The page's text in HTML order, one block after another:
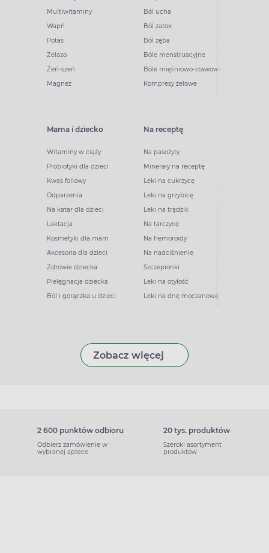
Multiwitaminy
Wapń
Potas
Żelazo
Żeń-szeń
Magnez
Ból ucha
Ból zatok
Ból zęba
Bóle menstruacyjne
Bóle mięśniowo-stawowe
Kompresy żelowe
Mama i dziecko
Witaminy w ciąży
Probiotyki dla dzieci
Kwas foliowy
Odparzenia
Na katar dla dzieci
Laktacja
Kosmetyki dla mam
Akcesoria dla dzieci
Zdrowie dziecka
Pielęgnacja dziecka
Ból i gorączka u dzieci
Na receptę
Na pasożyty
Minerały na receptę
Leki na cukrzycę
Leki na grzybicę
Leki na trądzik
Na tarczycę
Na hemoroidy
Na nadciśnienie
Szczepionki
Leki na otyłość
Leki na dnę moczanową
Zobacz więcej
2 600 punktów odbioru
Odbierz zamówienie w
wybranej aptece
20 tys. produktów
Szeroki asortyment
produktów